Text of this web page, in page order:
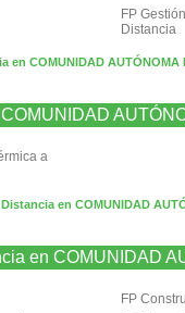
FP
Distancia
en COMUNIDAD AUTÓNOMA
a
en COMUNIDAD
en COMUNIDAD
FP